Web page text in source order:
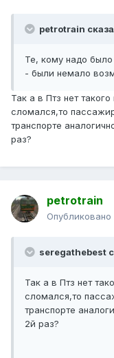
petrotrain
Те, кому надо
- были немало
Так а в Птз нет
сломался,то
транспорте
раз?
petrotrain
Опубликовано
seregathebest
Так а в Птз нет
сломался,то
транспорте
2й раз?